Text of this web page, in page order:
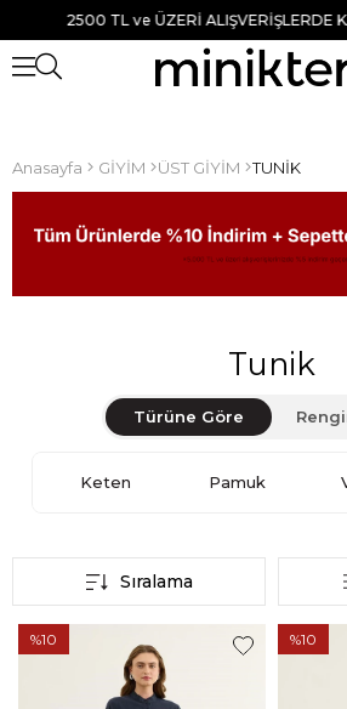
TL ve ÜZERİ ALIŞVERİŞLERDE KARGO
Anasayfa GİYİM ÜST GİYİM TUNİK
Tunik
Türüne Göre
Keten Pamuk
Sıralama
%10 %10